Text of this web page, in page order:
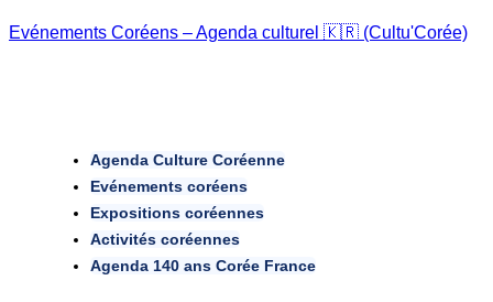
Evénements Coréens – Agenda culturel 🇰🇷 (Cultu'Corée)
Agenda Culture Coréenne
Evénements coréens
Expositions coréennes
Activités coréennes
Agenda 140 ans Corée France